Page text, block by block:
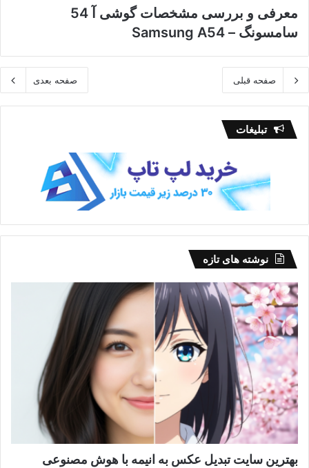
معرفی و بررسی مشخصات گوشی آ 54
سامسونگ – Samsung A54
صفحه قبلی صفحه بعدی
تبلیغات
نوشته های تازه
بهترین سایت تبدیل عکس به انیمه با هوش مصنوعی